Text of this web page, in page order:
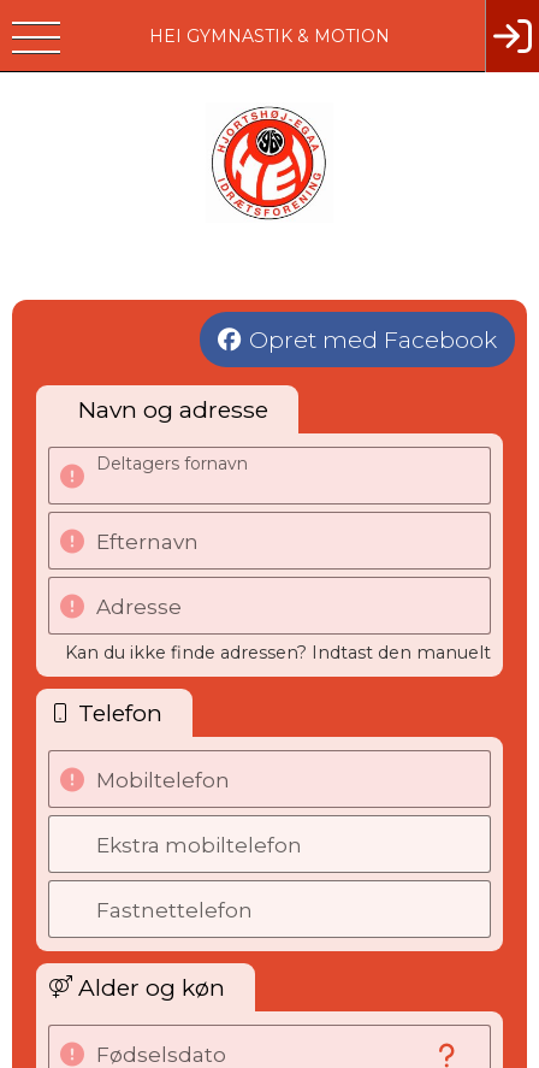
HEI GYMNASTIK & MOTION
Opret med Facebook
Navn og adresse
Deltagers fornavn
Efternavn
Adresse
Kan du ikke finde adressen? Indtast den manuelt
Telefon
Mobiltelefon
Ekstra mobiltelefon
Fastnettelefon
Alder og køn
Fødselsdato